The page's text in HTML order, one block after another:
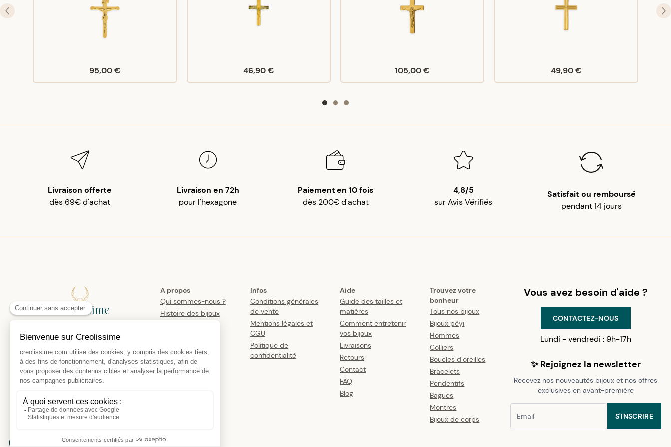
95,00 € 46,90 € 105,00 € 49,90 €
Livraison offerte
dès 69€ d'achat
Livraison en 72h
pour l'hexagone
Paiement en 10 fois
dès 200€ d'achat
4,8/5
sur Avis Vérifiés
Satisfait ou remboursé
pendant 14 jours
A propos
Qui sommes-nous ?
Histoire des bijoux
Infos
Conditions générales
de vente
Mentions légales et
CGU
Politique de
confidentialité
Aide
Guide des tailles et
matières
Comment entretenir
vos bijoux
Livraisons
Retours
Contact
FAQ
Blog
Trouvez votre
bonheur
Tous nos bijoux
Bijoux péyi
Hommes
Colliers
Boucles d’oreilles
Bracelets
Pendentifs
Bagues
Montres
Bijoux de corps
Vous avez besoin d'aide ?
CONTACTEZ-NOUS
Lundi - vendredi : 9h-17h
✨ Rejoignez la newsletter
Recevez nos nouveautés bijoux et nos offres
exclusives en avant-première
S'INSCRIRE